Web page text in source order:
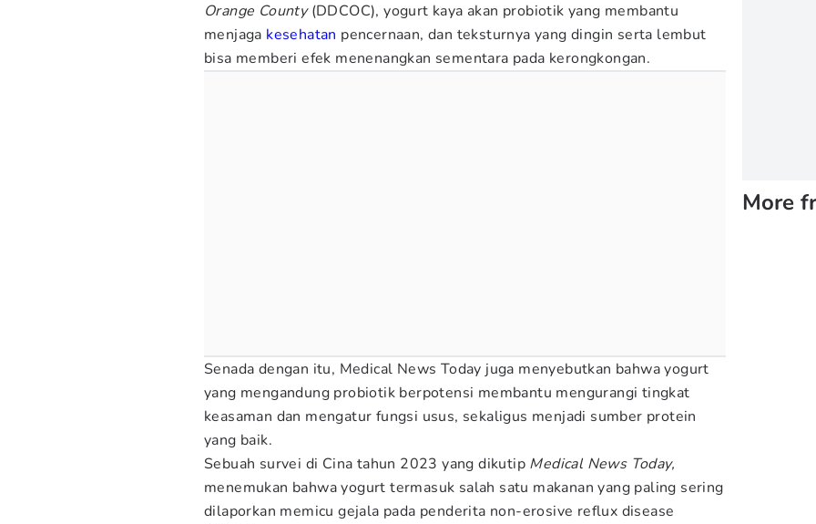
Orange County(DDCOC), yogurt kaya akan probiotik yang membantu
menjaga kesehatan pencernaan, dan teksturnya yang dingin serta lembut
bisa memberi efek menenangkan sementara pada kerongkongan.
Senada dengan itu, Medical News Today juga menyebutkan bahwa yogurt
yang mengandung probiotik berpotensi membantu mengurangi tingkat
keasaman dan mengatur fungsi usus, sekaligus menjadi sumber protein
yang baik.
Sebuah survei di Cina tahun 2023 yang dikutip Medical News Today,
menemukan bahwa yogurt termasuk salah satu makanan yang paling sering
dilaporkan memicu gejala pada penderita non-erosive reflux disease
More